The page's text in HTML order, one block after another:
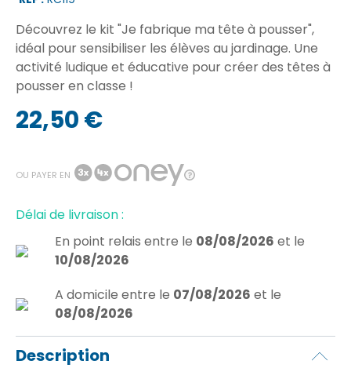
Découvrez le kit "Je fabrique ma tête à pousser",
idéal pour sensibiliser les élèves au jardinage. Une
activité ludique et éducative pour créer des têtes à
pousser en classe !
22,50 €
OU PAYER EN
Délai de livraison :
En point relais entre le 08/08/2026 et le
10/08/2026
A domicile entre le 07/08/2026 et le
08/08/2026
Description